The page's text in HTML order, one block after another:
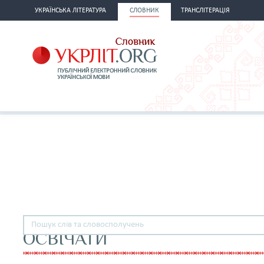
УКРАЇНСЬКА ЛІТЕРАТУРА СЛОВНИК ТРАНСЛІТЕРАЦІЯ
ОСВІЧАТИ